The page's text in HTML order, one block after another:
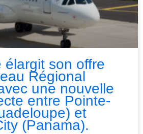
élargit son offre
Régional
une nouvelle
entre Pointe-
et
(Panama).